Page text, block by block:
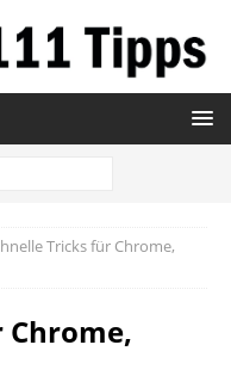
Tricks für Chrome,
Chrome,